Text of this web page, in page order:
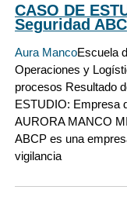
CASO DE
Seguridad ABC
Aura MancoEscuela
Operaciones y
procesos Resultado
ESTUDIO: Empresa
AURORA MANCO
ABCP es una
vigilancia